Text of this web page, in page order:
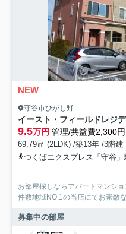
NEW
守谷市ひがし野
イースト・フィールドレジ
9.5万円 管理/共益費2,300円
69.79㎡ (2LDK) /築13年 /3階建
つくばエクスプレス「守谷
お部屋探しならアパートマンシ
件数地域NO.1の当店にてお素敵
募集中の部屋